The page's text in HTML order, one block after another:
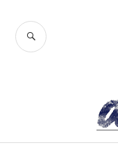
contenu
RECHERCHE